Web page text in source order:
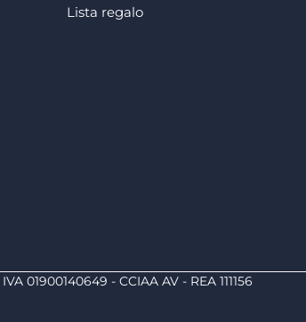
Lista regalo
01900140649 - CCIAA AV - REA 111156